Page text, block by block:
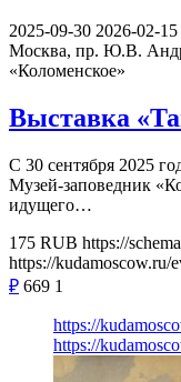
2025-09-30 2026-02-15
Москва, пр. Ю.В.
«Коломенское»
Выставка
С 30 сентября 2025
Музей-заповедник
идущего…
175 RUB https://
https://kudamoscow.ru/
₽ 669 1
https://
https://